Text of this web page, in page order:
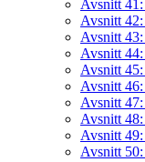
Avsnitt
Avsnitt
Avsnitt
Avsnitt
Avsnitt
Avsnitt
Avsnitt
Avsnitt
Avsnitt
Avsnitt